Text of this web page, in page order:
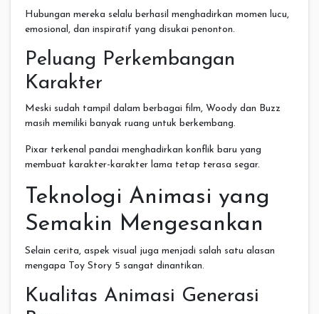
Hubungan mereka selalu berhasil menghadirkan momen lucu,
emosional, dan inspiratif yang disukai penonton.
Peluang Perkembangan
Karakter
Meski sudah tampil dalam berbagai film, Woody dan Buzz
masih memiliki banyak ruang untuk berkembang.
Pixar terkenal pandai menghadirkan konflik baru yang
membuat karakter-karakter lama tetap terasa segar.
Teknologi Animasi yang
Semakin Mengesankan
Selain cerita, aspek visual juga menjadi salah satu alasan
mengapa Toy Story 5 sangat dinantikan.
Kualitas Animasi Generasi